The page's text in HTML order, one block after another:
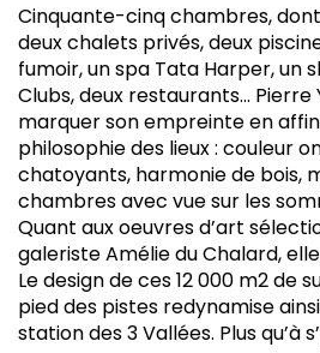
Cinquante-cinq chambres,
deux chalets privés, deux
fumoir, un spa Tata Harper, un
Clubs, deux restaurants… Pierre
marquer son empreinte en
philosophie des lieux : couleur
chatoyants, harmonie de bois,
chambres avec vue sur les
Quant aux oeuvres d’art
galeriste Amélie du Chalard,
Le design de ces 12 000 m2de
pied des pistes redynamise
station des 3 Vallées. Plus qu’à